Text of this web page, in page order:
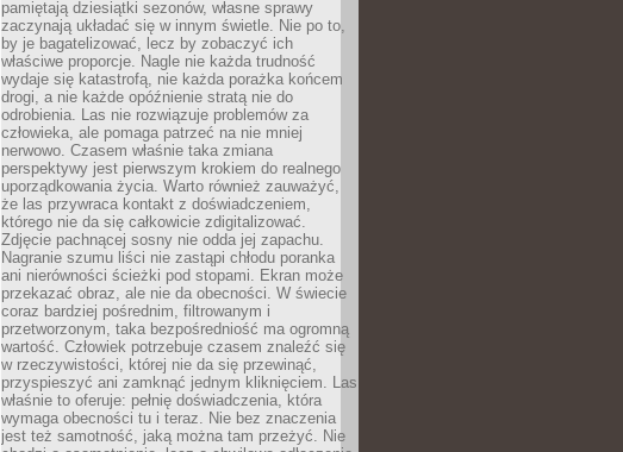
pamiętają dziesiątki sezonów, własne sprawy
zaczynają układać się w innym świetle. Nie po to,
by je bagatelizować, lecz by zobaczyć ich
właściwe proporcje. Nagle nie każda trudność
wydaje się katastrofą, nie każda porażka końcem
drogi, a nie każde opóźnienie stratą nie do
odrobienia. Las nie rozwiązuje problemów za
człowieka, ale pomaga patrzeć na nie mniej
nerwowo. Czasem właśnie taka zmiana
perspektywy jest pierwszym krokiem do realnego
uporządkowania życia. Warto również zauważyć,
że las przywraca kontakt z doświadczeniem,
którego nie da się całkowicie zdigitalizować.
Zdjęcie pachnącej sosny nie odda jej zapachu.
Nagranie szumu liści nie zastąpi chłodu poranka
ani nierówności ścieżki pod stopami. Ekran może
przekazać obraz, ale nie da obecności. W świecie
coraz bardziej pośrednim, filtrowanym i
przetworzonym, taka bezpośredniość ma ogromną
wartość. Człowiek potrzebuje czasem znaleźć się
w rzeczywistości, której nie da się przewinąć,
przyspieszyć ani zamknąć jednym kliknięciem. Las
właśnie to oferuje: pełnię doświadczenia, która
wymaga obecności tu i teraz. Nie bez znaczenia
jest też samotność, jaką można tam przeżyć. Nie